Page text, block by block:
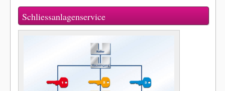
Schliessanlagenservice